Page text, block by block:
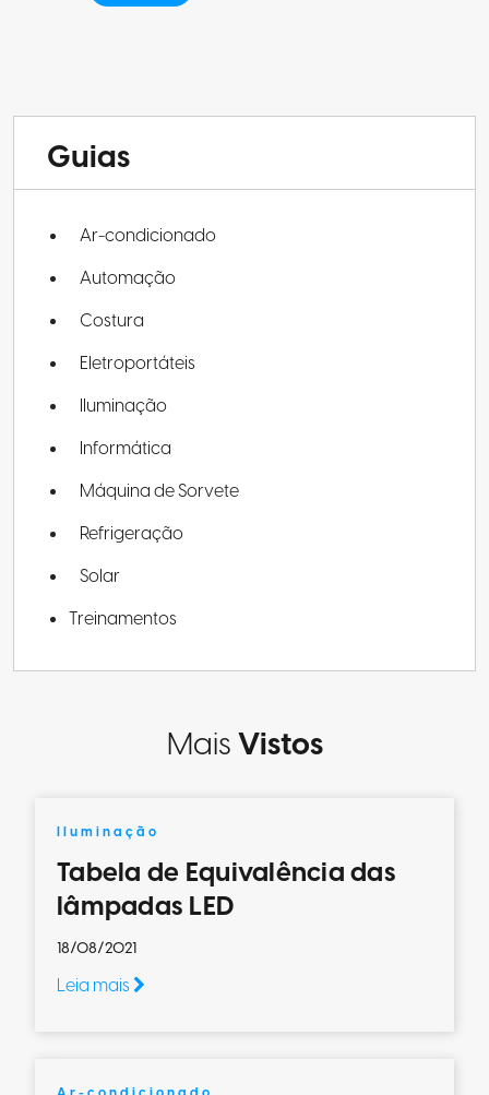
Guias
Ar-condicionado
Automação
Costura
Eletroportáteis
Iluminação
Informática
Máquina de Sorvete
Refrigeração
Solar
Treinamentos
MaisVistos
Iluminação
Tabela de Equivalência das
lâmpadas LED
18/08/2021
Leia mais